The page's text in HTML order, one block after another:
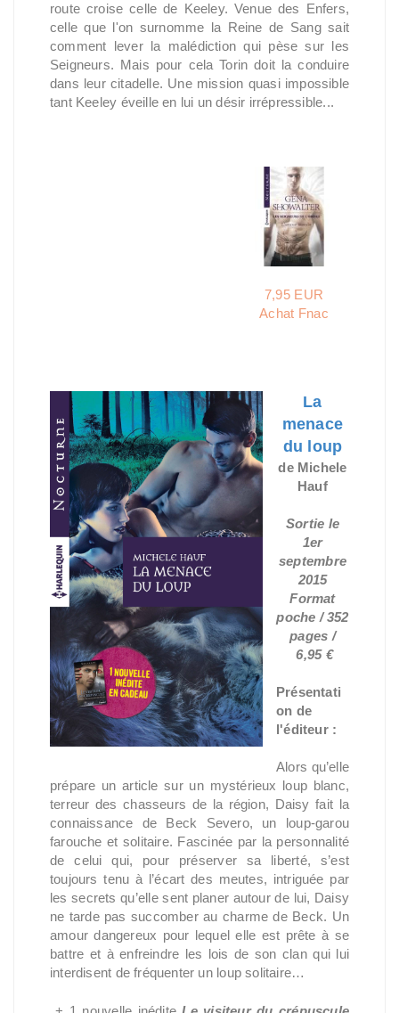
route croise celle de Keeley. Venue des Enfers,
celle que l'on surnomme la Reine de Sang sait
comment lever la malédiction qui pèse sur les
Seigneurs. Mais pour cela Torin doit la conduire
dans leur citadelle. Une mission quasi impossible
tant Keeley éveille en lui un désir irrépressible...
7,95 EUR
Achat Fnac
La
menace
du loup
de Michele
Hauf
Sortie le
1er
septembre
2015
Format
poche / 352
pages /
6,95 €
Présentati
on de
l'éditeur :
Alors qu’elle
prépare un article sur un mystérieux loup blanc,
terreur des chasseurs de la région, Daisy fait la
connaissance de Beck Severo, un loup-garou
farouche et solitaire. Fascinée par la personnalité
de celui qui, pour préserver sa liberté, s’est
toujours tenu à l’écart des meutes, intriguée par
les secrets qu’elle sent planer autour de lui, Daisy
ne tarde pas succomber au charme de Beck. Un
amour dangereux pour lequel elle est prête à se
battre et à enfreindre les lois de son clan qui lui
interdisent de fréquenter un loup solitaire…